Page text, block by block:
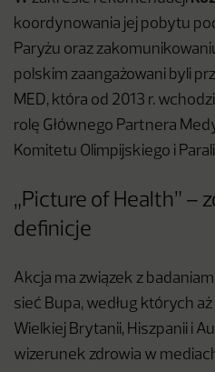
koordynowania jej pobytu
Paryżu oraz
polskim zaangażowani byli
MED, która od 2013 r.
rolę Głównego Partnera
Komitetu Olimpijskiego i
„Picture of Health” –
definicje
Akcja ma związek z
sieć Bupa, według których
Wielkiej Brytanii, Hiszpanii i
wizerunek zdrowia w